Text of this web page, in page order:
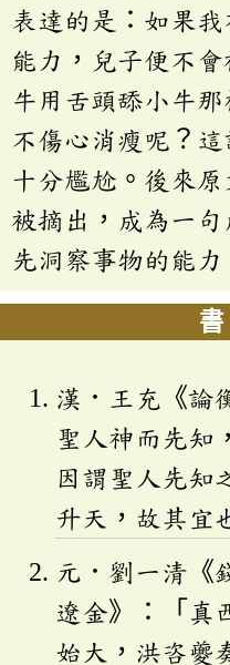
表達的是：如果
能力，兒子便不
牛用舌頭舔小牛
不傷心消瘦呢？
十分尷尬。後來原
被摘出，成為一
先洞察事物的能力
漢．王充《論
聖人神而先知
因謂聖人先知
升天，故其宜
元．劉一清《
遼金》：「真
始大，洪咨夔